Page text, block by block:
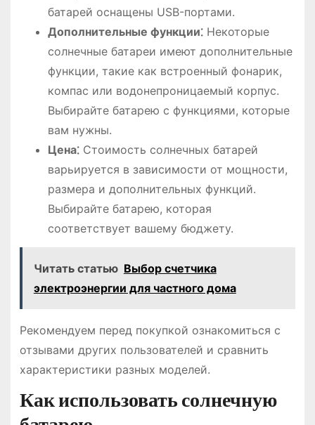
батарей оснащены USB-портами.
Дополнительные функции⁚Некоторые
солнечные батареи имеют дополнительные
функции, такие как встроенный фонарик,
компас или водонепроницаемый корпус.
Выбирайте батарею с функциями, которые
вам нужны.
Цена⁚Стоимость солнечных батарей
варьируется в зависимости от мощности,
размера и дополнительных функций.
Выбирайте батарею, которая
соответствует вашему бюджету.
Читать статью Выбор счетчика
электроэнергии для частного дома
Рекомендуем перед покупкой ознакомиться с
отзывами других пользователей и сравнить
характеристики разных моделей.
Как использовать солнечную